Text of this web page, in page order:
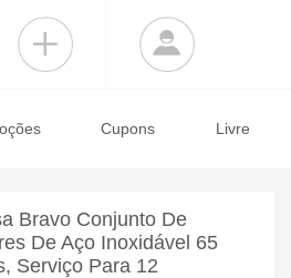
Cupons Livre
Bravo Conjunto De
De Aço Inoxidável 65
Serviço Para 12